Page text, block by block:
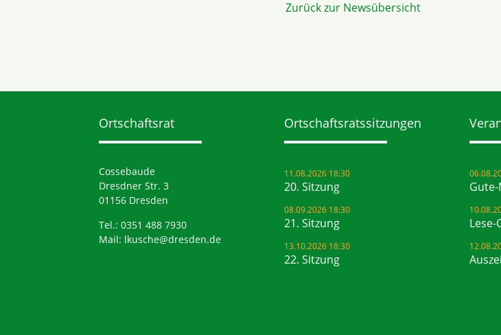
Zurück zur Newsübersicht
Ortschaftsrat
Cossebaude
Dresdner Str. 3
01156 Dresden
Tel.: 0351 488 7930
Mail: lkusche@dresden.de
Ortschaftsrats­sitzungen
11.08.2026 18:30
20. Sitzung
08.09.2026 18:30
21. Sitzung
13.10.2026 18:30
22. Sitzung
Lese-